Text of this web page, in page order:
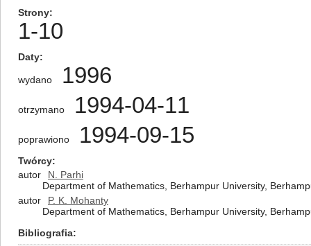
Strony
1-10
Daty
wydano 1996
otrzymano 1994-04-11
poprawiono 1994-09-15
Twórcy
autor
N. Parhi
Department of Mathematics, Berhampur University,
autor
P. K. Mohanty
Department of Mathematics, Berhampur University,
Bibliografia